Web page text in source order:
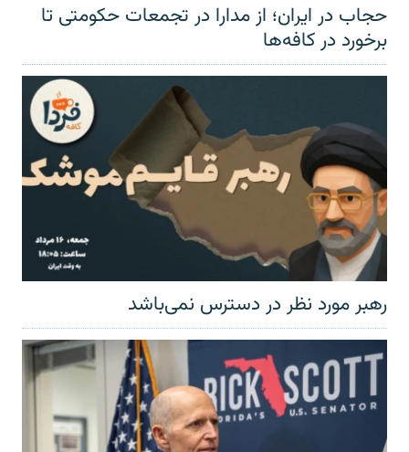
حجاب در ایران؛ از مدارا در تجمعات حکومتی تا
برخورد در کافه‌ها
رهبر مورد نظر در دسترس نمی‌باشد